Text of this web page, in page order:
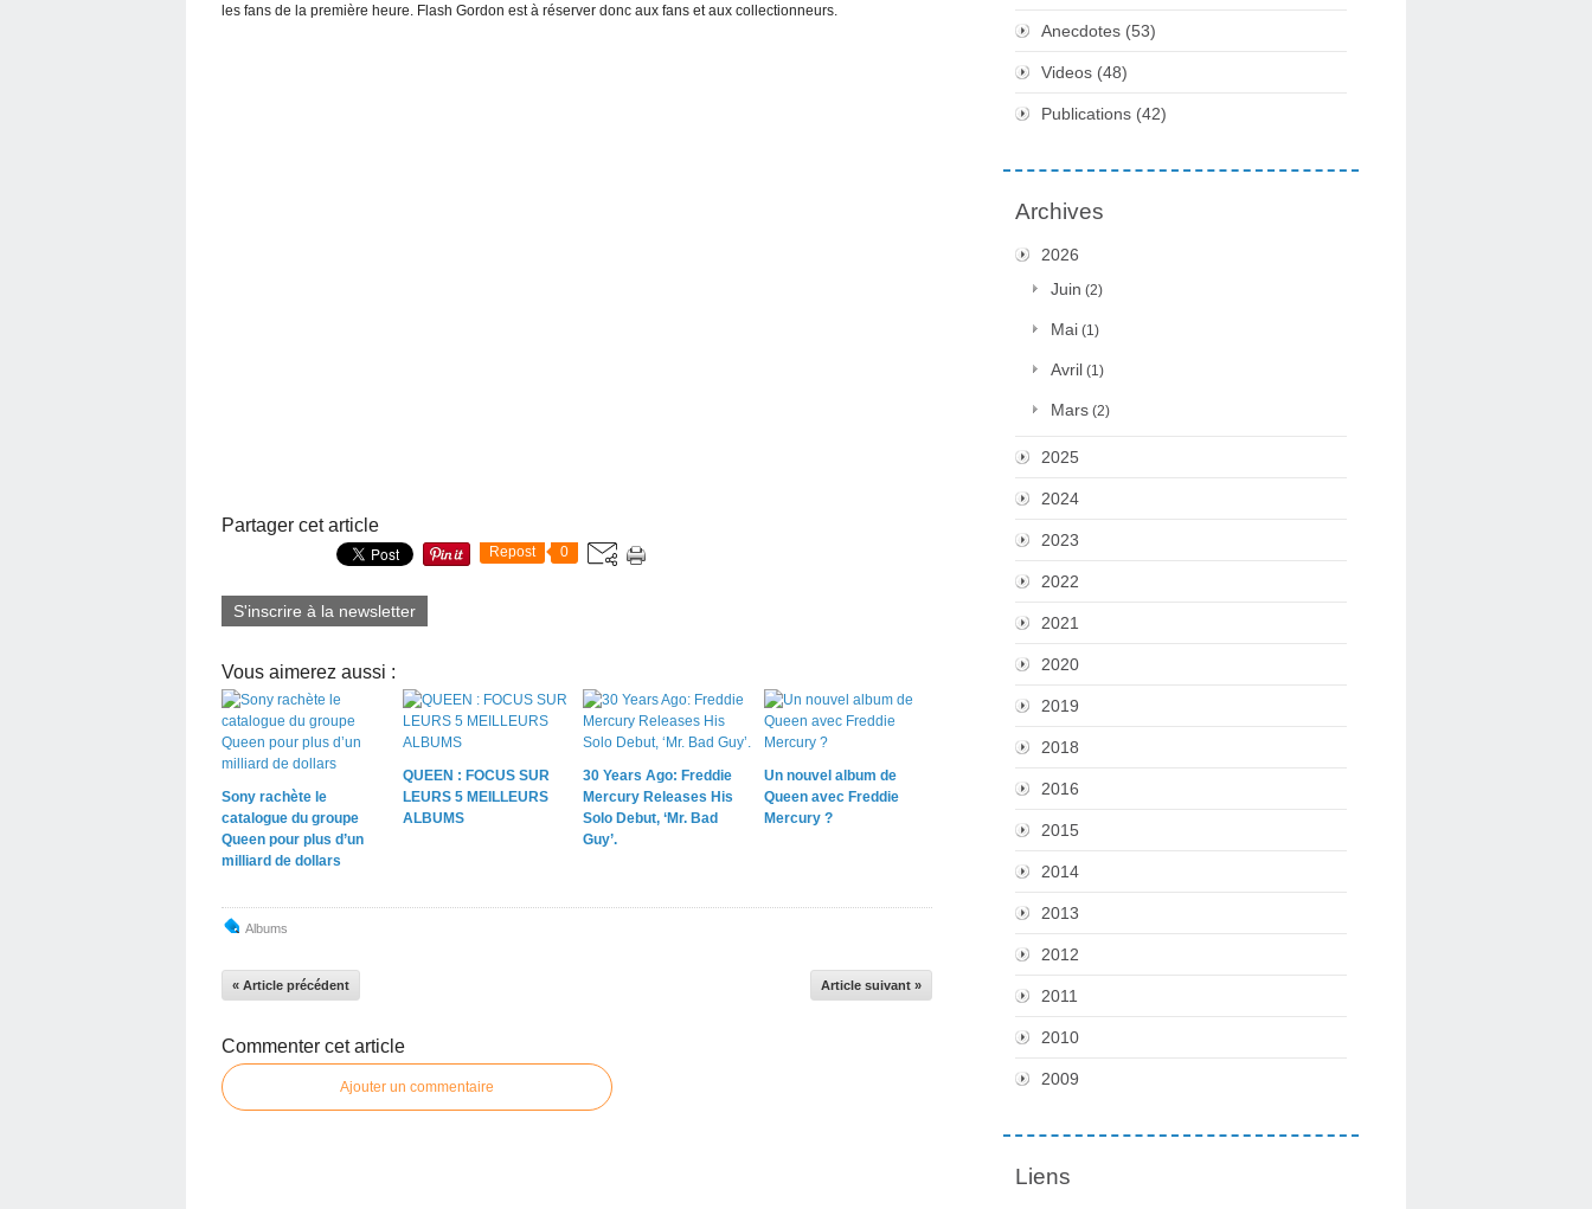
les fans de la première heure. Flash Gordon est à réserver donc aux fans et aux collectionneurs.
Partager cet article
Repost 0
S'inscrire à la newsletter
Vous aimerez aussi :
Sony rachète le
catalogue du groupe
Queen pour plus d’un
milliard de dollars
QUEEN : FOCUS SUR
LEURS 5 MEILLEURS
ALBUMS
30 Years Ago: Freddie
Mercury Releases His
Solo Debut, ‘Mr. Bad
Guy’.
Un nouvel album de
Queen avec Freddie
Mercury ?
Albums
« Article précédent Article suivant »
Commenter cet article
Ajouter un commentaire
Anecdotes (53)
Videos (48)
Publications (42)
Archives
2026
Juin (2)
Mai (1)
Avril (1)
Mars (2)
2025
2024
2023
2022
2021
2020
2019
2018
2016
2015
2014
2013
2012
2011
2010
2009
Liens